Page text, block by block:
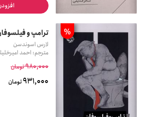
% ترامپ و
لارس اسوندسن
مترجم: احمد
980,000تومان
931,000تومان